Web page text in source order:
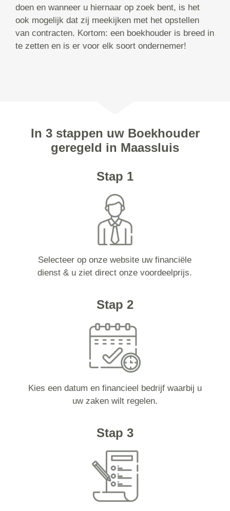
doen en wanneer u hiernaar op zoek bent, is het
ook mogelijk dat zij meekijken met het opstellen
van contracten. Kortom: een boekhouder is breed in
te zetten en is er voor elk soort ondernemer!
In 3 stappen uw Boekhouder
geregeld in Maassluis
Stap 1
Selecteer op onze website uw financiële
dienst & u ziet direct onze voordeelprijs.
Stap 2
Kies een datum en financieel bedrijf waarbij u
uw zaken wilt regelen.
Stap 3